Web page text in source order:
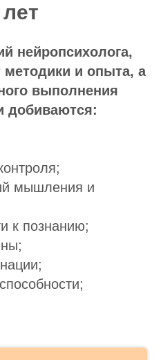
нейропсихолога,
методики и опыта, а
выполнения
добиваются:
мышления и
к познанию;